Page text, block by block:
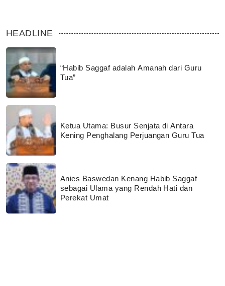
HEADLINE
“Habib Saggaf adalah Amanah dari Guru
Tua”
Ketua Utama: Busur Senjata di Antara
Kening Penghalang Perjuangan Guru Tua
Anies Baswedan Kenang Habib Saggaf
sebagai Ulama yang Rendah Hati dan
Perekat Umat